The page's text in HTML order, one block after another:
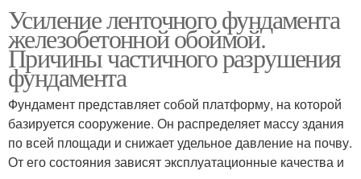
Усиление ленточного фундамента
железобетонной обоймой.
Причины частичного разрушения
фундамента
Фундамент представляет собой платформу, на которой
базируется сооружение. Он распределяет массу здания
по всей площади и снижает удельное давление на почву.
От его состояния зависят эксплуатационные качества и